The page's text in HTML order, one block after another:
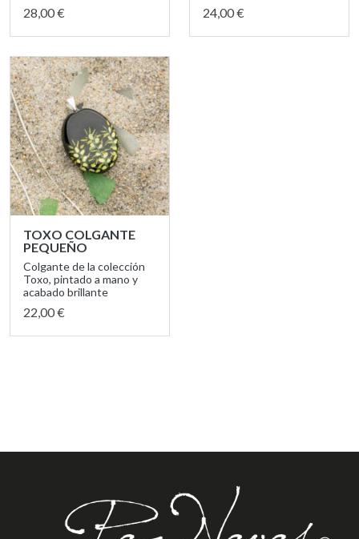
28,00 € 24,00 €
TOXO COLGANTE
PEQUEÑO
Colgante de la colección
Toxo, pintado a mano y
acabado brillante
22,00 €